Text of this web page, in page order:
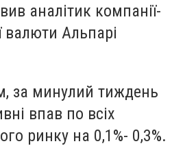
аналітик компанії-
валюти Альпарі
за минулий тиждень
впав по всіх
ринку на 0,1%- 0,3%.